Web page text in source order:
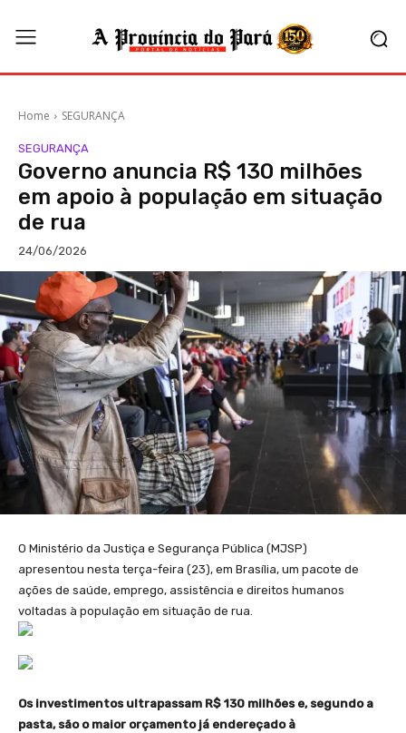
Home SEGURANÇA
SEGURANÇA
Governo anuncia R$ 130 milhões
em apoio à população em situação
de rua
24/06/2026
O Ministério da Justiça e Segurança Pública (MJSP)
apresentou nesta terça-feira (23), em Brasília, um pacote de
ações de saúde, emprego, assistência e direitos humanos
voltadas à população em situação de rua.
Os investimentos ultrapassam R$ 130 milhões e, segundo a
pasta, são o maior orçamento já endereçado à